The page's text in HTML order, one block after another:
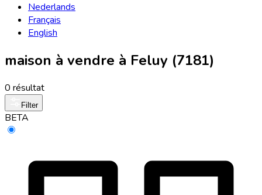
Nederlands
Français
English
maison à vendre à Feluy (7181)
0 résultat
Filter
BETA